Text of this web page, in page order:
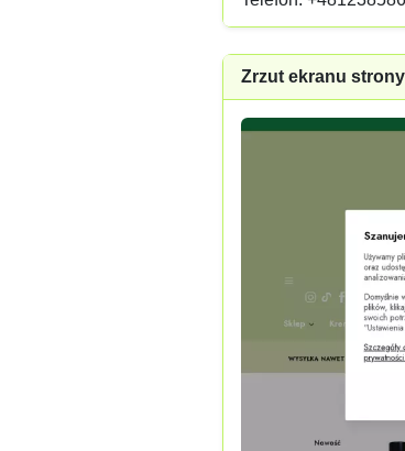
Zrzut ekranu strony